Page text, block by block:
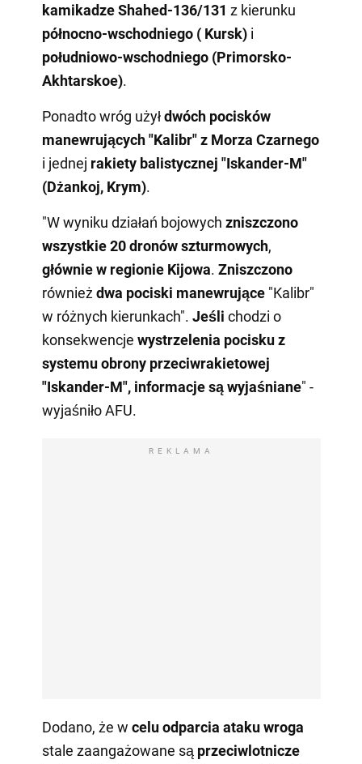
kamikadze Shahed-136/131 z kierunku
północno-wschodniego ( Kursk)i
południowo-wschodniego (Primorsko-
Akhtarskoe).
Ponadto wróg użyłdwóch pocisków
manewrujących "Kalibr" z Morza Czarnego
i jednej rakiety balistycznej "Iskander-M"
(Dżankoj, Krym).
"W wyniku działań bojowych zniszczono
wszystkie 20 dronów szturmowych,
głównie w regionie Kijowa. Zniszczono
również dwa pociski manewrujące"Kalibr"
w różnych kierunkach". Jeśli chodzi o
konsekwencje wystrzelenia pocisku z
systemu obrony przeciwrakietowej
"Iskander-M", informacje są wyjaśniane" -
wyjaśniło AFU.
REKLAMA
Dodano, że w celu odparcia ataku wroga
stale zaangażowane są przeciwlotnicze